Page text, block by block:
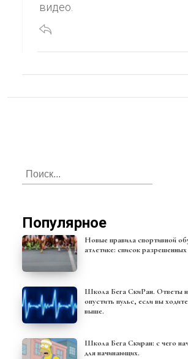
видео.
Популярное
Новые правила спортивной обуви в легкой
атлетике: список
Школа Бега СкиРан. Ответы на вопросы. Как
опустить пульс, если вы
выше.
Школа Бега Скиран: с чего начинать бегать? Тест
для начинающих.